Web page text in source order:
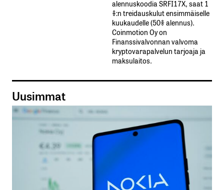
alennuskoodia​ ​SRFI17X,​ ​saat​ ​1
%:n treidauskulut​ ​ensimmäiselle​ ​
kuukaudelle​ ​(50%​ ​alennus).
Coinmotion Oy on
Finanssivalvonnan valvoma
kryptovarapalvelun tarjoaja ja
maksulaitos.
Uusimmat